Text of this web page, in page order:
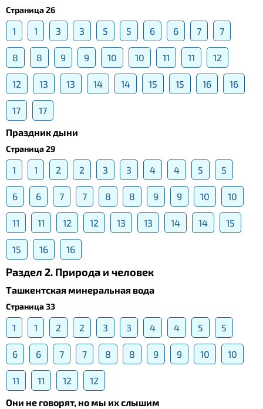
Страница 26
1 1 3 3 5 5 6 6 7 7
8 8 9 9 10 10 11 11 12
12 13 13 14 14 15 15 16 16
17
17
Праздник дыни
Страница 29
1 1 2 2 3 3 4 4 5 5
6 6 7 7 8 8 9 9 10 10
11 11 12 12 13 13 14 14 15
15 16 16
Раздел 2. Природа и человек
Ташкентская минеральная вода
Страница 33
1 1 2 2 3 3 4 4 5 5
6 6 7 7 8 8 9 9 10 10
11 11 12
12
Они не говорят, но мы их слышим